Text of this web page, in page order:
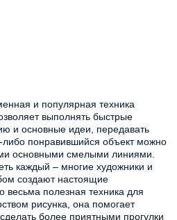
и популярная техника
выполнять быстрые
и основные идеи, передавать
понравившийся объект можно
основными смелыми линиями.
каждый – многие художники и
создают настоящие
весьма полезная техника для
рисунка, она помогает
более приятными прогулки